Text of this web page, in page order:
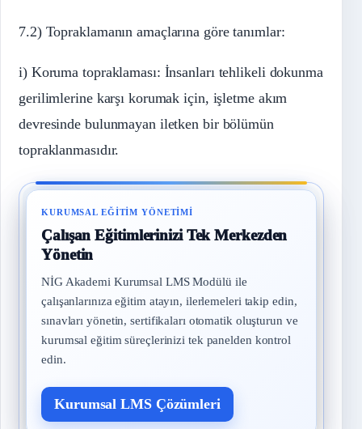
7.2) Topraklamanın amaçlarına göre tanımlar:
i) Koruma topraklaması: İnsanları tehlikeli dokunma
gerilimlerine karşı korumak için, işletme akım
devresinde bulunmayan iletken bir bölümün
topraklanmasıdır.
KURUMSAL EĞITIM YÖNETIMI
Çalışan Eğitimlerinizi Tek Merkezden
Yönetin
NİG Akademi Kurumsal LMS Modülü ile
çalışanlarınıza eğitim atayın, ilerlemeleri takip edin,
sınavları yönetin, sertifikaları otomatik oluşturun ve
kurumsal eğitim süreçlerinizi tek panelden kontrol
edin.
Kurumsal LMS Çözümleri